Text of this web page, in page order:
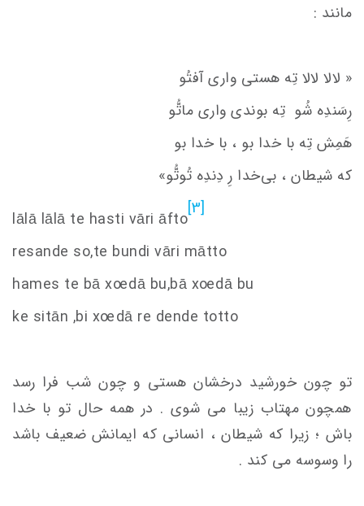
مانند :
« لالا لالا تِه هستی واری آفتُو
رِسَندِه شُو تِه بوندی واری ماتُّو
هَمِش تِه با خدا بو ، با خدا بو
كه شیطان ، بی‌خدا رِ دِندِه تُوتُّو»
[3]
lālā lālā te hasti vāri āfto
resande so,te bundi vāri mātto
hames te bā xoedā bu,bā xoedā bu
ke sitān ,bi xoedā re dende totto
تو چون خورشید درخشان هستی و چون شب فرا رسد
همچون مهتاب زیبا می شوی . در همه حال تو با خدا
باش ؛ زیرا که شیطان ، انسانی که ایمانش ضعیف باشد
را وسوسه می کند .